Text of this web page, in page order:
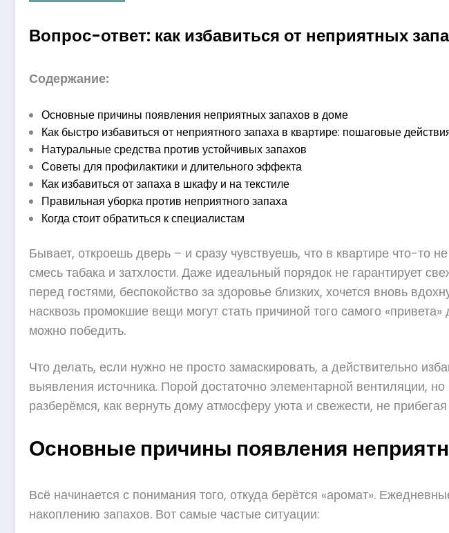
Вопрос-ответ: как избавиться от неприятных
Содержание:
Основные причины появления неприятных запахов в доме
Как быстро избавиться от неприятного запаха в квартире: пошаговые
Натуральные средства против устойчивых запахов
Советы для профилактики и длительного эффекта
Как избавиться от запаха в шкафу и на текстиле
Правильная уборка против неприятного запаха
Когда стоит обратиться к специалистам
Бывает, откроешь дверь – и сразу чувствуешь, что в квартире что-то
смесь табака и затхлости. Даже идеальный порядок не гарантирует
перед гостями, беспокойство за здоровье близких, хочется вновь
насквозь промокшие вещи могут стать причиной того самого
можно победить.
Что делать, если нужно не просто замаскировать, а действительно
выявления источника. Порой достаточно элементарной вентиляции,
разберёмся, как вернуть дому атмосферу уюта и свежести, не
Основные причины появления
Всё начинается с понимания того, откуда берётся «аромат».
накоплению запахов. Вот самые частые ситуации: